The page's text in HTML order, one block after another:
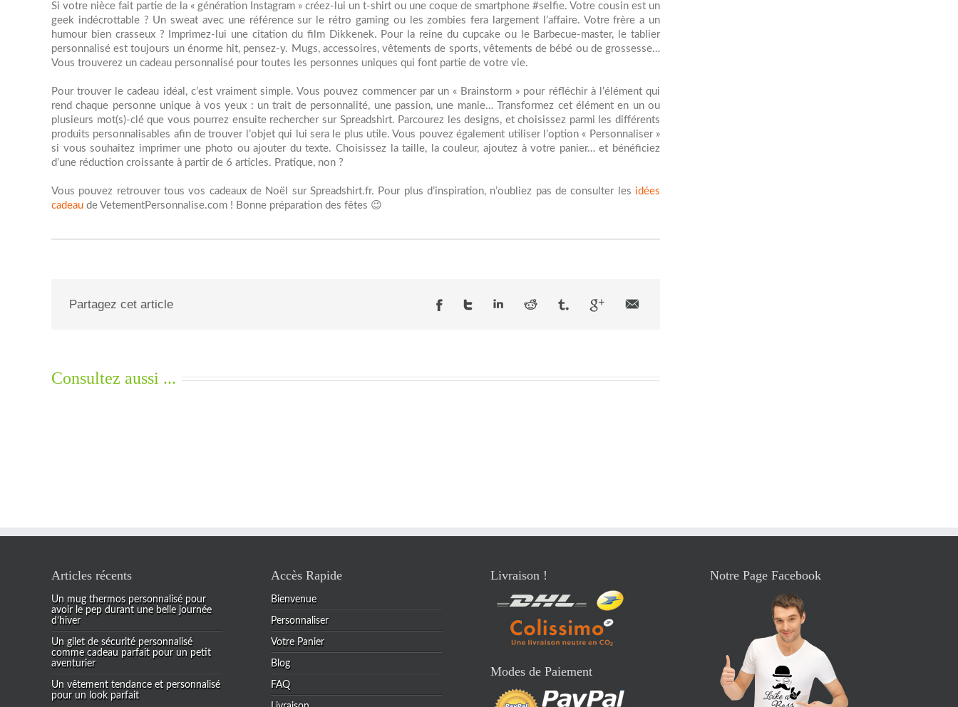
Si votre nièce fait partie de la « génération Instagram » créez-lui un t-shirt ou une coque de smartphone #selfie. Votre cousin est un
geek indécrottable ? Un sweat avec une référence sur le rétro gaming ou les zombies fera largement l’affaire. Votre frère a un
humour bien crasseux ? Imprimez-lui une citation du film Dikkenek. Pour la reine du cupcake ou le Barbecue-master, le tablier
personnalisé est toujours un énorme hit, pensez-y. Mugs, accessoires, vêtements de sports, vêtements de bébé ou de grossesse…
Vous trouverez un cadeau personnalisé pour toutes les personnes uniques qui font partie de votre vie.
Pour trouver le cadeau idéal, c’est vraiment simple. Vous pouvez commencer par un « Brainstorm » pour réfléchir à l’élément qui
rend chaque personne unique à vos yeux : un trait de personnalité, une passion, une manie… Transformez cet élément en un ou
plusieurs mot(s)-clé que vous pourrez ensuite rechercher sur Spreadshirt. Parcourez les designs, et choisissez parmi les différents
produits personnalisables afin de trouver l’objet qui lui sera le plus utile. Vous pouvez également utiliser l’option « Personnaliser »
si vous souhaitez imprimer une photo ou ajouter du texte. Choisissez la taille, la couleur, ajoutez à votre panier… et bénéficiez
d’une réduction croissante à partir de 6 articles. Pratique, non ?
Vous pouvez retrouver tous vos cadeaux de Noël sur Spreadshirt.fr. Pour plus d’inspiration, n’oubliez pas de consulter les idées
cadeau de VetementPersonnalise.com ! Bonne préparation des fêtes 😉
Partagez cet article
Consultez aussi ...
Articles récents
Un mug thermos personnalisé pour
avoir le pep durant une belle journée
d’hiver
Un gilet de sécurité personnalisé
comme cadeau parfait pour un petit
aventurier
Un vêtement tendance et personnalisé
pour un look parfait
Accès Rapide
Bienvenue
Personnaliser
Votre Panier
Blog
FAQ
Livraison !
Modes de Paiement
Notre Page Facebook